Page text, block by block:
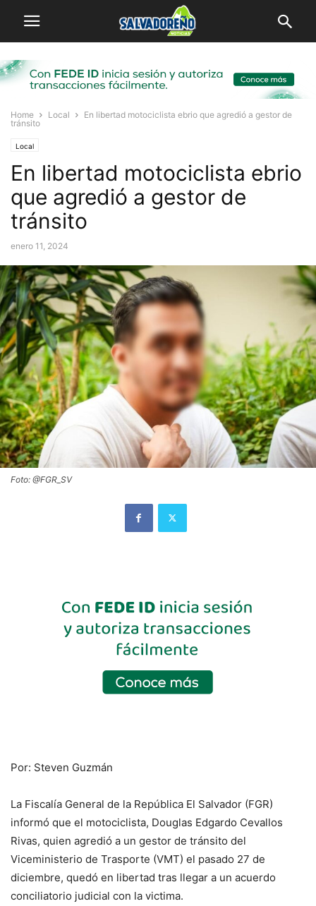
Home Local
En libertad motociclista ebrio que agredió a gestor de
tránsito
Local
En libertad motociclista ebrio
que agredió a gestor de
tránsito
enero 11, 2024
Foto: @FGR_SV
Por: Steven Guzmán
La Fiscalía General de la República El Salvador (FGR)
informó que el motociclista, Douglas Edgardo Cevallos
Rivas, quien agredió a un gestor de tránsito del
Viceministerio de Trasporte (VMT) el pasado 27 de
diciembre, quedó en libertad tras llegar a un acuerdo
conciliatorio judicial con la victima.